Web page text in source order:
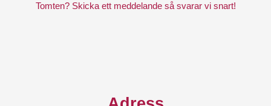
Tomten? Skicka ett meddelande så svarar vi snart!